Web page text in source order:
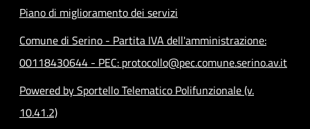
Piano di miglioramento dei servizi
Comune di Serino - Partita IVA dell'amministrazione:
00118430644 - PEC: protocollo@pec.comune.serino.av.it
Powered by Sportello Telematico Polifunzionale (v.
10.41.2)